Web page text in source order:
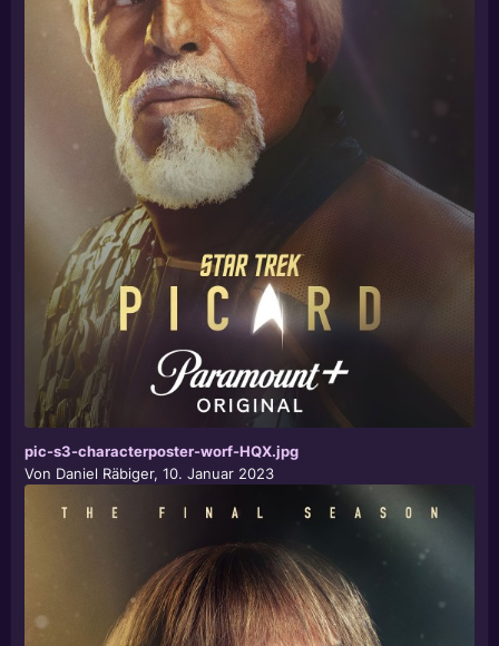
pic-s3-characterposter-worf-HQX.jpg
Von Daniel Räbiger, 10. Januar 2023